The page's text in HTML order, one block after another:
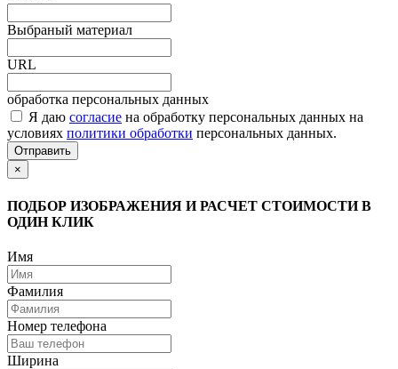
Выбраный материал
URL
обработка персональных данных
Я даю согласие на обработку персональных данных на
условиях политики обработки персональных данных.
Отправить
×
ПОДБОР ИЗОБРАЖЕНИЯ И РАСЧЕТ СТОИМОСТИ В
ОДИН КЛИК
Имя
Фамилия
Номер телефона
Ширина